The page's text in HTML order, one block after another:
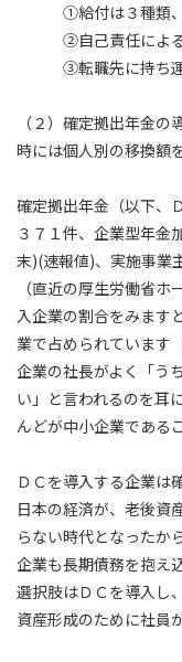
①給付は３種類、
②自己責任による
③転職先に持ち運
（２）確定拠出年金
時には個人別の移換額
確定拠出年金（以下、
３７１件、企業型年金
末)(速報値)、実施事業
（直近の厚生労働省
入企業の割合をみます
業で占められています
企業の社長がよく「う
い」と言われるのを耳
んどが中小企業である
ＤＣを導入する企業は
日本の経済が、老後資
らない時代となったか
企業も長期債務を抱え
選択肢はＤＣを導入し
資産形成のために社員